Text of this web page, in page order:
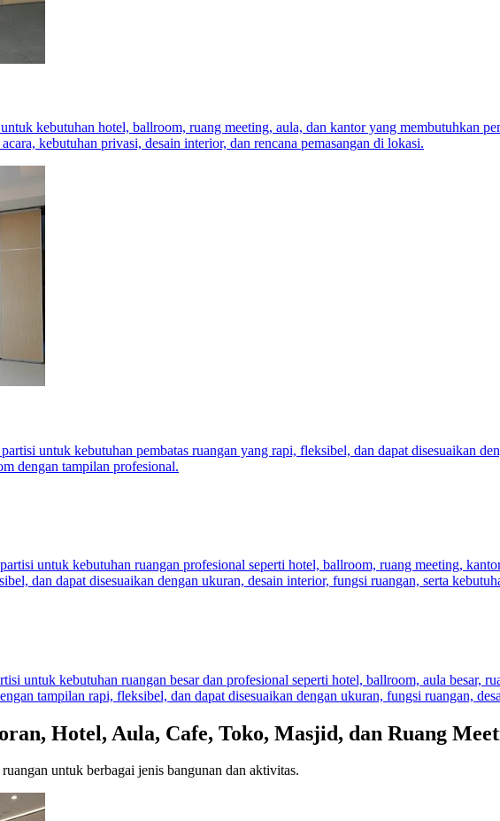
kebutuhan hotel, ballroom, ruang meeting, aula, dan kantor yang membutuhkan
kebutuhan privasi, desain interior, dan rencana pemasangan di lokasi.
untuk kebutuhan pembatas ruangan yang rapi, fleksibel, dan dapat disesuaikan
dengan tampilan profesional.
untuk kebutuhan ruangan profesional seperti hotel, ballroom, ruang meeting,
dan dapat disesuaikan dengan ukuran, desain interior, fungsi ruangan, serta
untuk kebutuhan ruangan besar dan profesional seperti hotel, ballroom, aula besar,
tampilan rapi, fleksibel, dan dapat disesuaikan dengan ukuran, fungsi ruangan,
Hotel, Aula, Cafe, Toko, Masjid, dan Ruang
untuk berbagai jenis bangunan dan aktivitas.